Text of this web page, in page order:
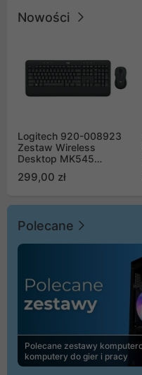
Nowości
Logitech 920-008923
Zestaw Wireless
Desktop MK545
299,00 zł
Polecane
Polecane zestawy
komputery do gier i pracy